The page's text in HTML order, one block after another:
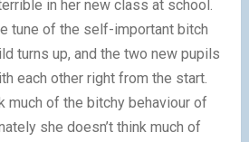
in her new class at school.
tune of the self-important bitch
turns up, and the two new pupils
each other right from the start.
much of the bitchy behaviour of
she doesn’t think much of